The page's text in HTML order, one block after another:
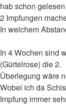
hab schon
2 Impfungen
In welchem
In 4 Wochen sind
(Gürtelrose) die 2.
Überlegung wäre
Wobei ich da
Impfung immer